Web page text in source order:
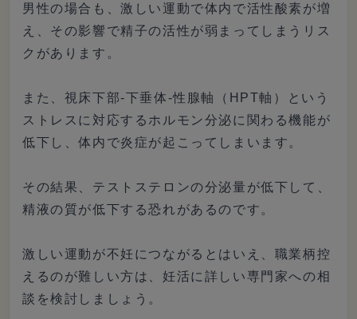
男性の場合も、激しい運動で体内で活性酸素が増
え、その影響で精子の活性が弱まってしまうリス
クがあります。
また、視床下部-下垂体-性腺軸（HPT軸）という
ストレスに対応するホルモン分泌に関わる機能が
低下し、体内で炎症が起こってしまいます。
その結果、テストステロンの分泌量が低下して、
精液の質が低下する恐れがあるのです。
激しい運動が不妊につながるとはいえ、職業柄控
えるのが難しい方は、妊活に詳しい専門家への相
談を検討しましょう。